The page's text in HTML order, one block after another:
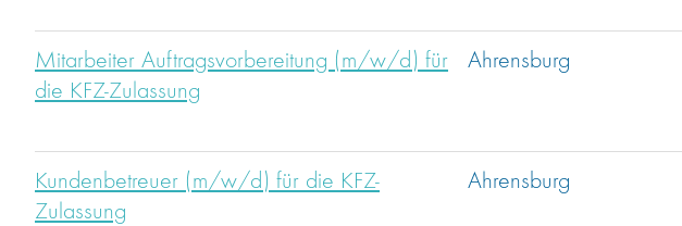
Mitarbeiter Auftragsvorbereitung (m/w/d) für
die KFZ-Zulassung
Ahrensburg
Kundenbetreuer (m/w/d) für die KFZ-
Zulassung
Ahrensburg